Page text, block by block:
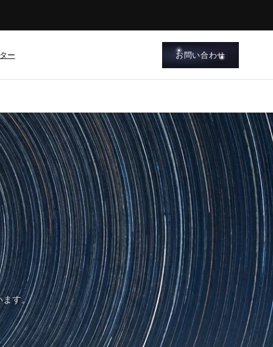
ー お問い合わせ
ます。